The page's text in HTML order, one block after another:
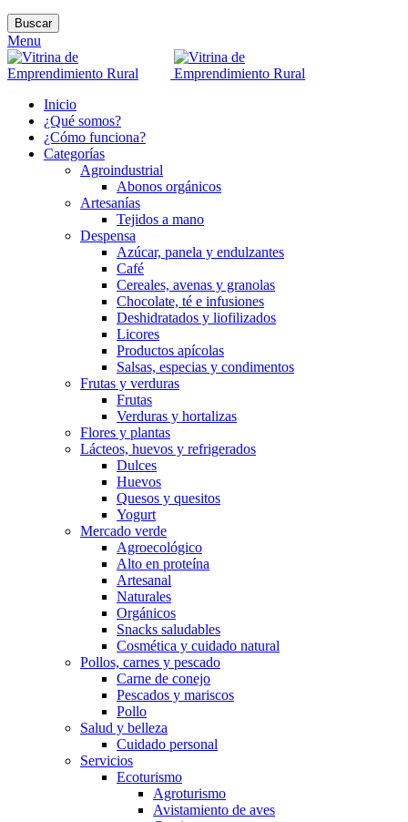
Buscar
Menu
Inicio
¿Qué somos?
¿Cómo funciona?
Categorías
Agroindustrial
Abonos orgánicos
Artesanías
Tejidos a mano
Despensa
Azúcar, panela y endulzantes
Café
Cereales, avenas y granolas
Chocolate, té e infusiones
Deshidratados y liofilizados
Licores
Productos apícolas
Salsas, especias y condimentos
Frutas y verduras
Frutas
Verduras y hortalizas
Flores y plantas
Lácteos, huevos y refrigerados
Dulces
Huevos
Quesos y quesitos
Yogurt
Mercado verde
Agroecológico
Alto en proteína
Artesanal
Naturales
Orgánicos
Snacks saludables
Cosmética y cuidado natural
Pollos, carnes y pescado
Carne de conejo
Pescados y mariscos
Pollo
Salud y belleza
Cuidado personal
Servicios
Ecoturismo
Agroturismo
Avistamiento de aves